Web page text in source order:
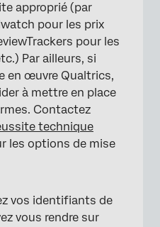
approprié (par
pour les prix
pour les
Par ailleurs, si
en œuvre Qualtrics,
à mettre en place
Contactez
technique
les options de mise
vos identifiants de
vous rendre sur